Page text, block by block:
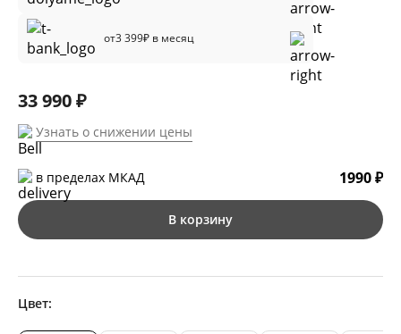
от3 399₽ в месяц
33 990 ₽
Узнать о снижении цены
в пределах МКАД 1990 ₽
В корзину
Цвет: